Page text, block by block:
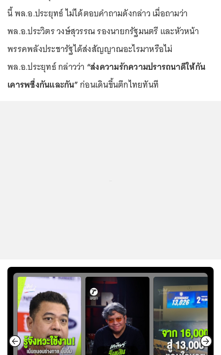
นี้ พล.อ.ประยุทธ์ ไม่ได้ตอบคำถามดังกล่าว เมื่อถามว่า
พล.อ.ประวิตร วงษ์สุวรรณ รองนายกรัฐมนตรี และหัวหน้า
พรรคพลังประชารัฐได้ส่งสัญญาณอะไรมาหรือไม่
พล.อ.ประยุทธ์ กล่าวว่า “ส่งความรักความปรารถนาดีให้กัน
เคารพซึ่งกันและกัน”ก่อนเดินขึ้นตึกไทยทันที